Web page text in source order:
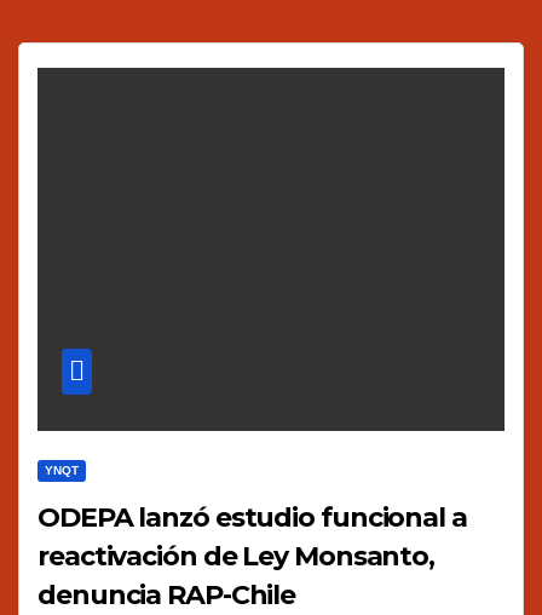
YNQT
ODEPA lanzó estudio funcional a
reactivación de Ley Monsanto,
denuncia RAP-Chile